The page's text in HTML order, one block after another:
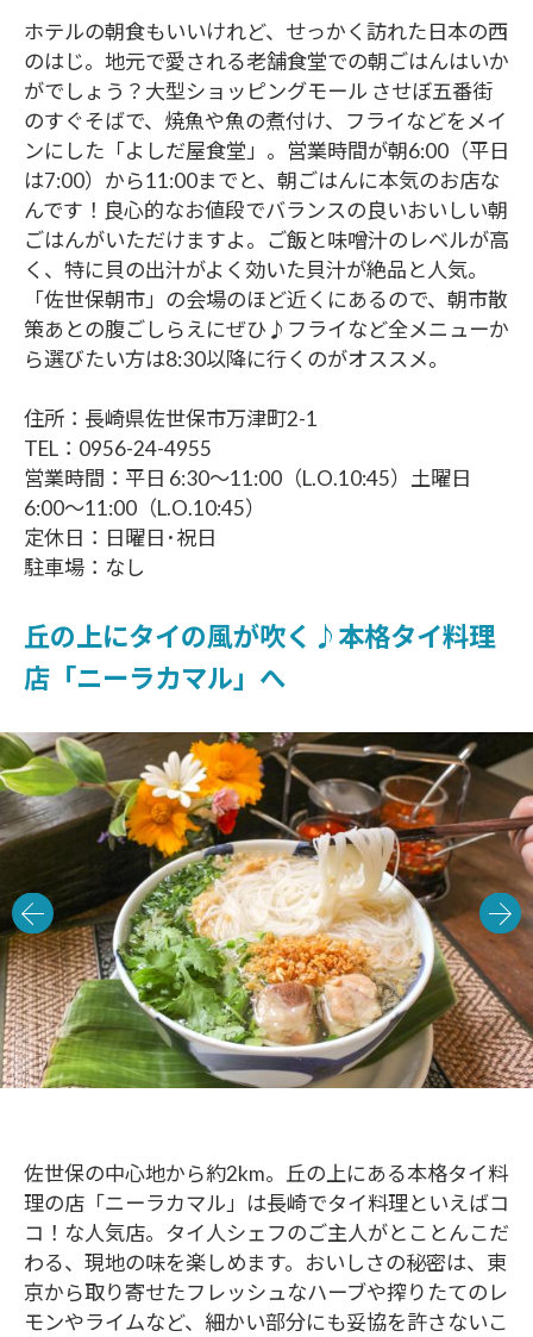
ホテルの朝食もいいけれど、せっかく訪れた日本の西
のはじ。地元で愛される老舗食堂での朝ごはんはいか
がでしょう？大型ショッピングモール させぼ五番街
のすぐそばで、焼魚や魚の煮付け、フライなどをメイ
ンにした「よしだ屋食堂」。営業時間が朝6:00（平日
は7:00）から11:00までと、朝ごはんに本気のお店な
んです！良心的なお値段でバランスの良いおいしい朝
ごはんがいただけますよ。ご飯と味噌汁のレベルが高
く、特に貝の出汁がよく効いた貝汁が絶品と人気。
「佐世保朝市」の会場のほど近くにあるので、朝市散
策あとの腹ごしらえにぜひ♪フライなど全メニューか
ら選びたい方は8:30以降に行くのがオススメ。
住所：長崎県佐世保市万津町2-1
TEL：0956-24-4955
営業時間：平日 6:30～11:00（L.O.10:45）土曜日
6:00～11:00（L.O.10:45）
定休日：日曜日･祝日
駐車場：なし
丘の上にタイの風が吹く♪本格タイ料理
店「ニーラカマル」へ
佐世保の中心地から約2km。丘の上にある本格タイ料
理の店「ニーラカマル」は長崎でタイ料理といえばコ
コ！な人気店。タイ人シェフのご主人がとことんこだ
わる、現地の味を楽しめます。おいしさの秘密は、東
京から取り寄せたフレッシュなハーブや搾りたてのレ
モンやライムなど、細かい部分にも妥協を許さないこ